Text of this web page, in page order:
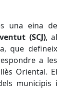
una eina de
(SCJ), al
que defineix
a les
Oriental. El
municipis i